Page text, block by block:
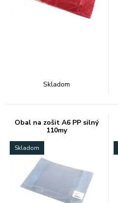
Skladom
Obal na zošit A6 PP silný
110my
Skladom